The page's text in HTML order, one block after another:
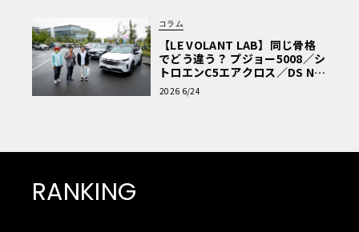
コラム
【LE VOLANT LAB】同じ骨格
でどう違う？ プジョー5008／シ
トロエンC5エアクロス／DS Nº4
読者一気乗りレポート
2026 6/24
RANKING